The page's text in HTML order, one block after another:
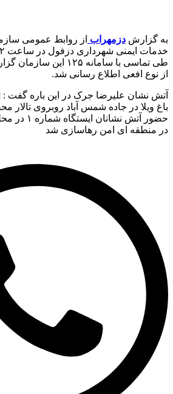
گزارش دزمهراب از روابط عمومی
طی تماسی با سامانه ۱۲۵ این
نوع افعی اطلاع رسانی شد.
نشان علیرضا جرک در این باره گفت :
ویلا در جاده شمس آباد روبروی تالار
حضور آتش نشانان
منطقه ای امن رهاسازی شد